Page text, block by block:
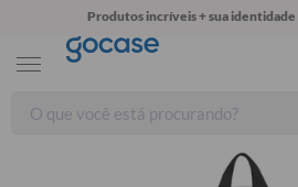
Produtos incríveis + sua identidade